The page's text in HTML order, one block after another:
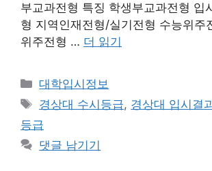
부교과전형 특징 학생부교과전형 입
형 지역인재전형/실기전형 수능위주
위주전형 … 더 읽기
카
테
리
대학입시정보
태
그
경상대 수시등급, 경상대 입시결
등급
댓글 남기기